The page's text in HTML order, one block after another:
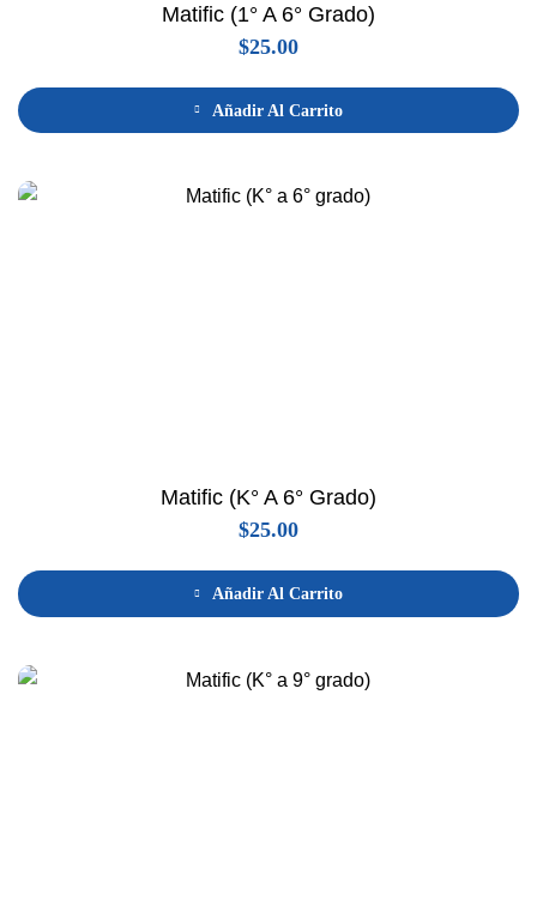
Matific (1° A 6° Grado)
$25.00
Añadir Al Carrito
Matific (K° A 6° Grado)
$25.00
Añadir Al Carrito